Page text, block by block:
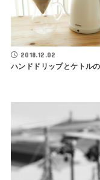
2018.12.02
ハンドドリップとケトルの